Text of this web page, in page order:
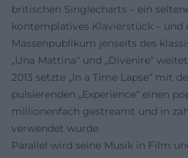
britischen Singlecharts – ein
kontemplatives Klavierstück – und
Massenpublikum jenseits des
„Una Mattina“ und „Divenire“
2013 setzte „In a Time Lapse“ mit
pulsierenden „Experience“ einen
millionenfach gestreamt und in
verwendet wurde.
Parallel wird seine Musik in Film